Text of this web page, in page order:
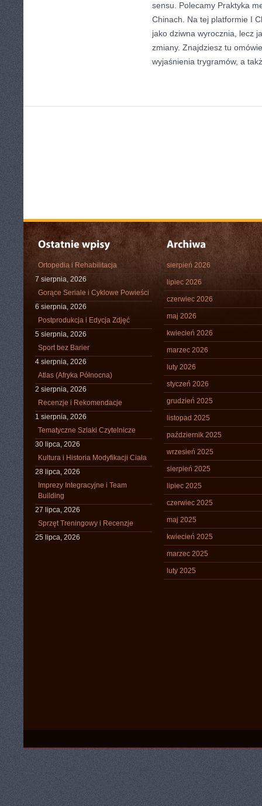
sensu. Polecamy Praktyka
Chinach. Na tej platformie I
jako dziwna wyrocznia, lecz
zmiany. Znajdziesz tu
wyjaśnienia trygramów, a
Ortopedia i Rehabilitacja
7 sierpnia, 2026
Gorące Seriale i Cyklowe Powieści
6 sierpnia, 2026
Postprodukcja i Edycja Zdjęć
5 sierpnia, 2026
Sport bez Barier
4 sierpnia, 2026
Atlas (Afryka Północna)
2 sierpnia, 2026
Recenzje i Rekomendacje
1 sierpnia, 2026
Tematyczne Szlaki Czytelnicze
30 lipca, 2026
Kultura i Historia Modyfikacji Ciała
28 lipca, 2026
Imprezy Integracyjne i Team
Building
27 lipca, 2026
Sprzęt Treningowy i Recenzje
25 lipca, 2026
sierpień 2026
lipiec 2026
czerwiec 2026
maj 2026
kwiecień 2026
marzec 2026
luty 2026
styczeń 2026
grudzień 2025
listopad 2025
październik 2025
wrzesień 2025
sierpień 2025
lipiec 2025
czerwiec 2025
maj 2025
kwiecień 2025
marzec 2025
luty 2025